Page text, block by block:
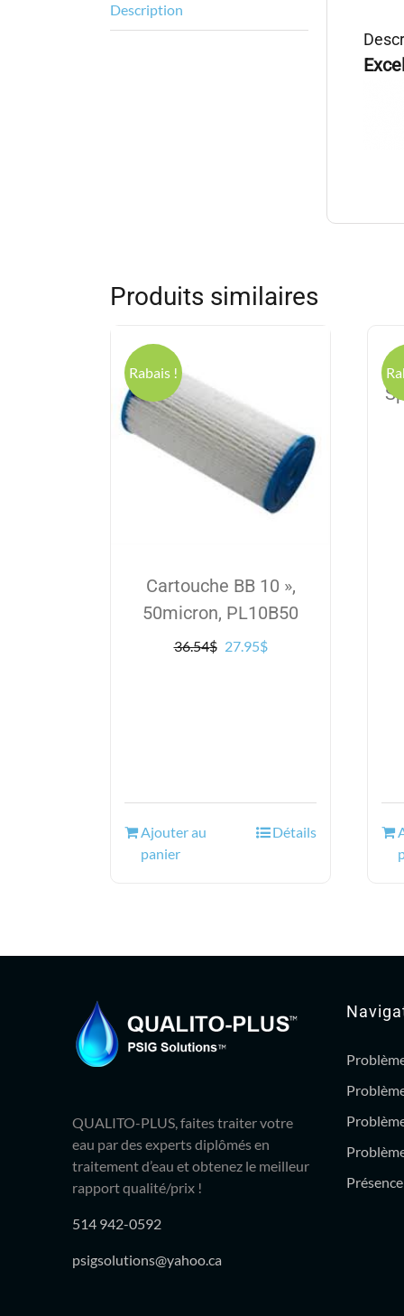
Description
Produits similaires
Rabais !
Cartouche BB 10 »,
50micron, PL10B50
36.54$ Le
27.95$Le
Ajouter au
panier
Détails
QUALITO-PLUS, faites traiter votre
eau par des experts diplômés en
traitement d’eau et obtenez le meilleur
rapport qualité/prix !
514 942-0592
psigsolutions@yahoo.ca